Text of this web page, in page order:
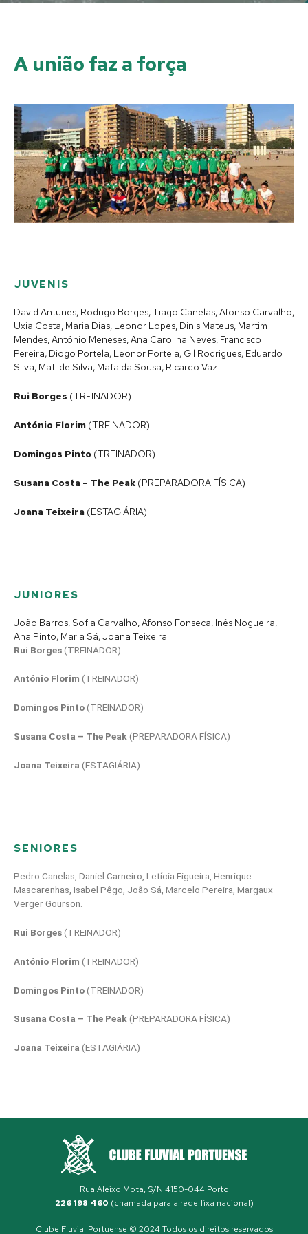
A união faz a força
JUVENIS
David Antunes, Rodrigo Borges, Tiago Canelas, Afonso Carvalho,
Uxia Costa, Maria Dias, Leonor Lopes, Dinis Mateus, Martim
Mendes, António Meneses, Ana Carolina Neves, Francisco
Pereira, Diogo Portela, Leonor Portela, Gil Rodrigues, Eduardo
Silva, Matilde Silva, Mafalda Sousa, Ricardo Vaz.
Rui Borges (TREINADOR)
António Florim (TREINADOR)
Domingos Pinto (TREINADOR)
Susana Costa – The Peak (PREPARADORA FÍSICA)
Joana Teixeira (ESTAGIÁRIA)
JUNIORES
João Barros, Sofia Carvalho, Afonso Fonseca, Inês Nogueira,
Ana Pinto, Maria Sá, Joana Teixeira.
Rui Borges(TREINADOR)
António Florim (TREINADOR)
Domingos Pinto(TREINADOR)
Susana Costa – The Peak(PREPARADORA FÍSICA)
Joana Teixeira (ESTAGIÁRIA)
SENIORES
Pedro Canelas, Daniel Carneiro, Letícia Figueira, Henrique
Mascarenhas, Isabel Pêgo, João Sá, Marcelo Pereira, Margaux
Verger Gourson.
Rui Borges(TREINADOR)
António Florim (TREINADOR)
Domingos Pinto(TREINADOR)
Susana Costa – The Peak(PREPARADORA FÍSICA)
Joana Teixeira (ESTAGIÁRIA)
Rua Aleixo Mota, S/N 4150-044 Porto
226 198 460 (chamada para a rede fixa nacional)
Clube Fluvial Portuense © 2024 Todos os direitos reservados